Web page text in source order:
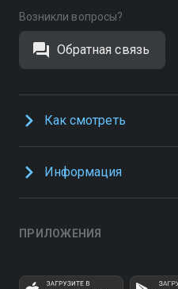
Возникли вопросы?
Обратная связь
Как смотреть
Информация
ПРИЛОЖЕНИЯ